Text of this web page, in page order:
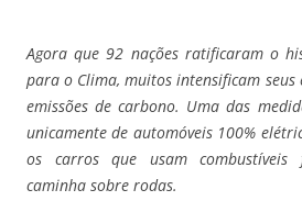
Agora que 92 nações ratificaram o
para o Clima, muitos intensificam
emissões de carbono. Uma das
unicamente de automóveis 100%
os carros que usam combustíveis
caminha sobre rodas.